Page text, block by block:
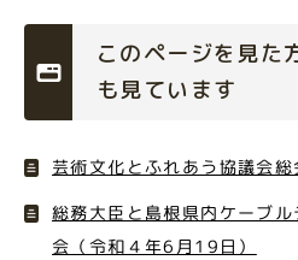
このページを見た
も見ています
芸術文化とふれあう協議会総
総務大臣と島根県内ケーブ
会（令和４年6月19日）